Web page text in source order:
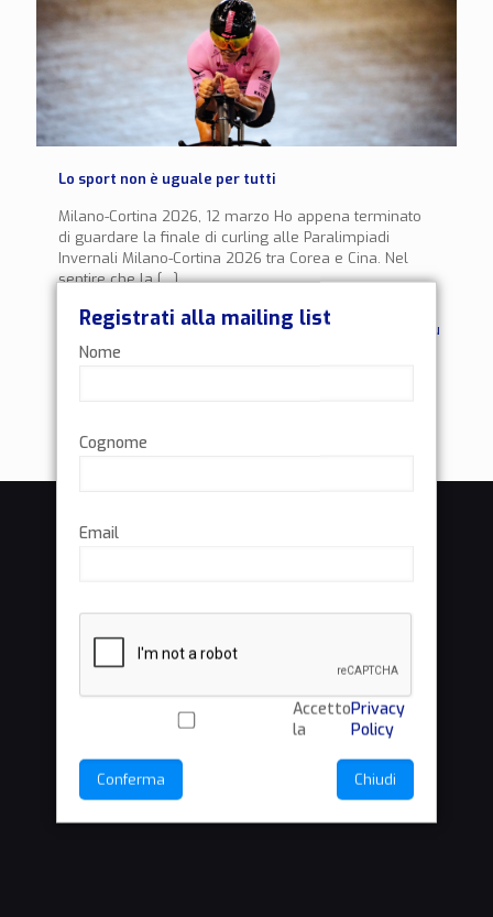
Lo sport non è uguale per tutti
Milano-Cortina 2026, 12 marzo Ho appena terminato
di guardare la finale di curling alle Paralimpiadi
Invernali Milano-Cortina 2026 tra Corea e Cina. Nel
sentire che la[…]
2 Leggi di più
Registrati alla mailing list
Nome
Cognome
Email
Accetto
la
Privacy
Policy
Conferma Chiudi